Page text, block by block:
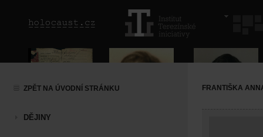
ZPĚT NA ÚVODNÍ STRÁNKU
DĚJINY
FRANTIŠKA